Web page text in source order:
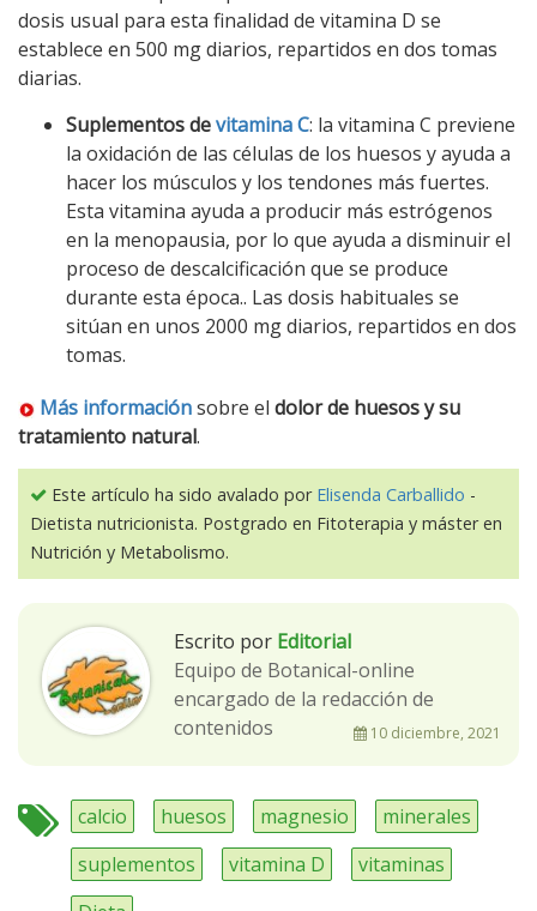
dosis usual para esta finalidad de vitamina D se
establece en 500 mg diarios, repartidos en dos tomas
diarias.
Suplementos devitamina C: la vitamina C previene
la oxidación de las células de los huesos y ayuda a
hacer los músculos y los tendones más fuertes.
Esta vitamina ayuda a producir más estrógenos
en la menopausia, por lo que ayuda a disminuir el
proceso de descalcificación que se produce
durante esta época.. Las dosis habituales se
sitúan en unos 2000 mg diarios, repartidos en dos
tomas.
Más informaciónsobre el dolor de huesos y su
tratamiento natural.
Este artículo ha sido avalado por Elisenda Carballido -
Dietista nutricionista. Postgrado en Fitoterapia y máster en
Nutrición y Metabolismo.
Escrito por Editorial
Equipo de Botanical-online
encargado de la redacción de
contenidos
10 diciembre, 2021
calcio huesos magnesio
minerales
suplementos
vitamina D
vitaminas